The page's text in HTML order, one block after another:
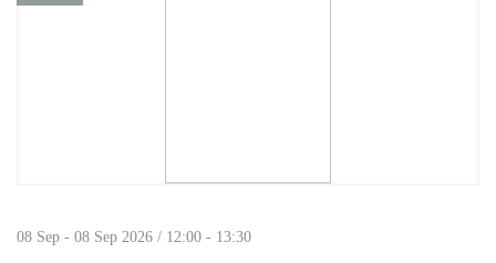
08 Sep - 08 Sep 2026 / 12:00 - 13:30